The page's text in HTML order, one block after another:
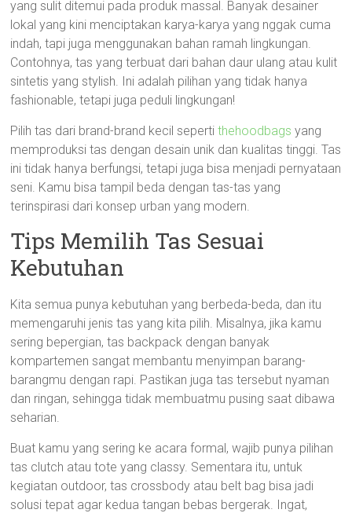
yang sulit ditemui pada produk massal. Banyak desainer
lokal yang kini menciptakan karya-karya yang nggak cuma
indah, tapi juga menggunakan bahan ramah lingkungan.
Contohnya, tas yang terbuat dari bahan daur ulang atau kulit
sintetis yang stylish. Ini adalah pilihan yang tidak hanya
fashionable, tetapi juga peduli lingkungan!
Pilih tas dari brand-brand kecil sepertithehoodbags yang
memproduksi tas dengan desain unik dan kualitas tinggi. Tas
ini tidak hanya berfungsi, tetapi juga bisa menjadi pernyataan
seni. Kamu bisa tampil beda dengan tas-tas yang
terinspirasi dari konsep urban yang modern.
Tips Memilih Tas Sesuai
Kebutuhan
Kita semua punya kebutuhan yang berbeda-beda, dan itu
memengaruhi jenis tas yang kita pilih. Misalnya, jika kamu
sering bepergian, tas backpack dengan banyak
kompartemen sangat membantu menyimpan barang-
barangmu dengan rapi. Pastikan juga tas tersebut nyaman
dan ringan, sehingga tidak membuatmu pusing saat dibawa
seharian.
Buat kamu yang sering ke acara formal, wajib punya pilihan
tas clutch atau tote yang classy. Sementara itu, untuk
kegiatan outdoor, tas crossbody atau belt bag bisa jadi
solusi tepat agar kedua tangan bebas bergerak. Ingat,